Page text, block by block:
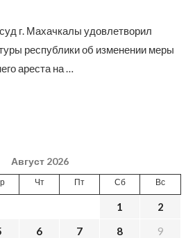
г. Махачкалы удовлетворил
республики об изменении меры
ареста на …
Август 2026
Чт Пт Сб Вс
1
2
6 7 8
9